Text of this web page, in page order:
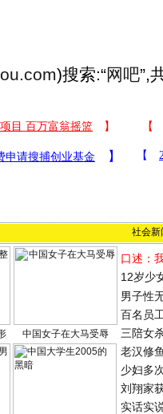
)搜索:“网吧”,
社会新
中国女子在大马受辱
口述：
12岁少
男子性
百名员
三陪女
老汉修
少妇多
刘翔家
实话实